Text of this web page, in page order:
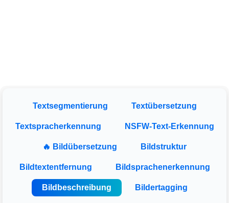
Textsegmentierung Textübersetzung
Textspracherkennung NSFW-Text-Erkennung
🔥 Bildübersetzung Bildstruktur
Bildtextentfernung Bildsprachenerkennung
Bildbeschreibung Bildertagging